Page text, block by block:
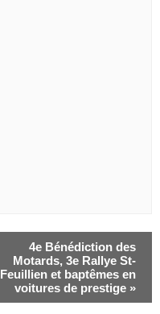
4e Bénédiction des
Motards, 3e Rallye St-
Feuillien et baptêmes en
voitures de prestige »